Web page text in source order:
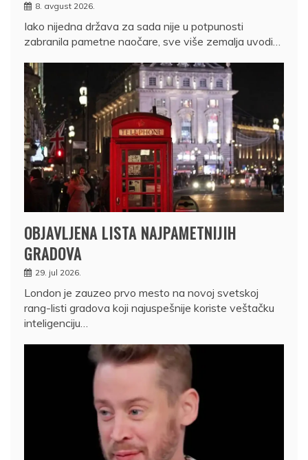
8. avgust 2026.
Iako nijedna država za sada nije u potpunosti
zabranila pametne naočare, sve više zemalja uvodi…
OBJAVLJENA LISTA NAJPAMETNIJIH
GRADOVA
29. jul 2026.
London je zauzeo prvo mesto na novoj svetskoj
rang-listi gradova koji najuspešnije koriste veštačku
inteligenciju…